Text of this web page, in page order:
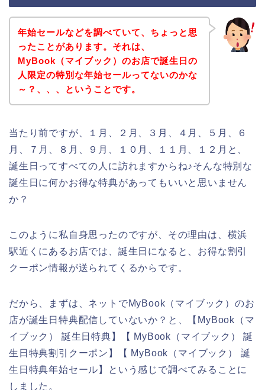
年始セールなどを調べていて、ちょっと思
ったことがあります。それは、
MyBook（マイブック）のお店で誕生日の
人限定の特別な年始セールってないのかな
～？、、、ということです。
当たり前ですが、１月、２月、３月、４月、５月、６
月、７月、８月、９月、１０月、１１月、１２月と、
誕生日ってすべての人に訪れますからね♪そんな特別な
誕生日に何かお得な特典があってもいいと思いません
か？
このように私自身思ったのですが、その理由は、横浜
駅近くにあるお店では、誕生日になると、お得な割引
クーポン情報が送られてくるからです。
だから、まずは、ネットでMyBook（マイブック）のお
店が誕生日特典配信していないか？と、【MyBook（マ
イブック） 誕生日特典】【 MyBook（マイブック） 誕
生日特典割引クーポン】【 MyBook（マイブック） 誕
生日特典年始セール】という感じで調べてみることに
しました。